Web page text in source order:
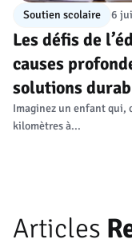
Soutien scolaire 6
Les défis de
causes
solutions
Imaginez un enfant qui,
kilomètres à...
Articles